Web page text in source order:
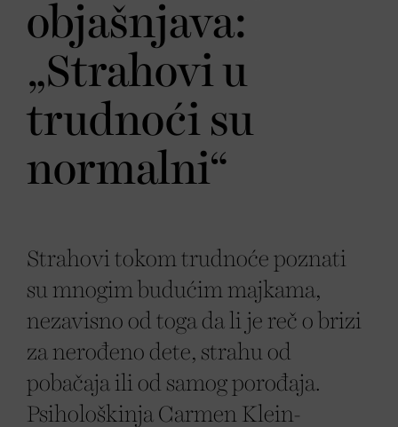
objašnjava:
„Strahovi u
trudnoći su
normalni“
Strahovi tokom trudnoće poznati
su mnogim budućim majkama,
nezavisno od toga da li je reč o brizi
za nerođeno dete, strahu od
pobačaja ili od samog porođaja.
Psihološkinja Carmen Klein-